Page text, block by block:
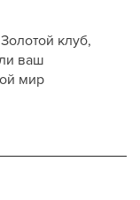
клуб,
ваш
мир